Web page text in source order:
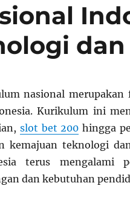
nasional merupakan
Kurikulum ini
slot bet 200 hingga
kemajuan teknologi
terus mengalami
dan kebutuhan